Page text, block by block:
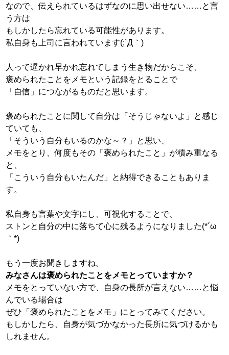
なので、伝えられているはずなのに思い出せない……と言
う方は
もしかしたら忘れている可能性があります。
私自身も上司に言われています(;´Д｀)
人って遅かれ早かれ忘れてしまう生き物だからこそ、
褒められたことをメモという記録をとることで
「自信」につながるものだと思います。
褒められたことに関して自分は「そうじゃないよ」と感じ
ていても、
「そういう自分もいるのかな～？」と思い、
メモをとり、何度もその「褒められたこと」が積み重なる
と、
「こういう自分もいたんだ」と納得できることもありま
す。
私自身も言葉や文字にし、可視化することで、
ストンと自分の中に落ちて心に残るようになりました(*´ω
｀*)
もう一度お聞きしますね。
みなさんは褒められたことをメモとっていますか？
メモをとっていない方で、自身の長所が言えない……と悩
んでいる場合は
ぜひ「褒められたことをメモ」にとってみてください。
もしかしたら、自身が気づかなかった長所に気づけるかも
しれません。